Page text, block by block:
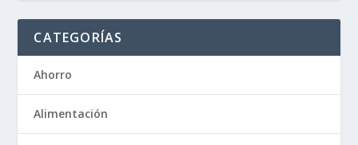
CATEGORÍAS
Ahorro
Alimentación